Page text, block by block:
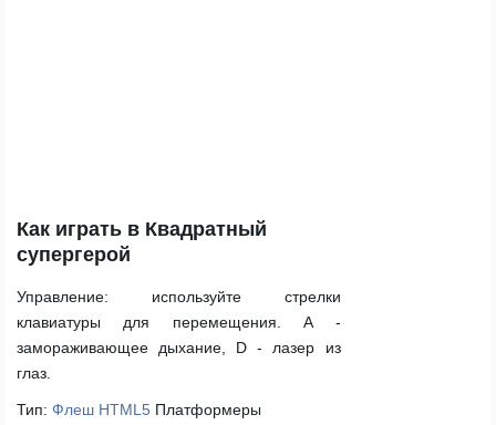
Как играть в Квадратный
супергерой
Управление: используйте стрелки
клавиатуры для перемещения. A -
замораживающее дыхание, D - лазер из
глаз.
Тип: Флеш HTML5 Платформеры